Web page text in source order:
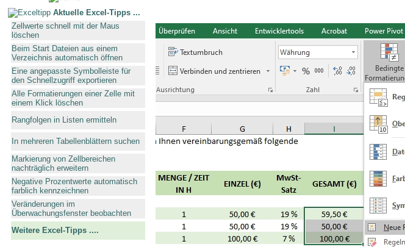
Aktuelle Excel-Tipps ...
Zellwerte schnell mit der Maus
löschen
Beim Start Dateien aus einem
Verzeichnis automatisch öffnen
Eine angepasste Symbolleiste für
den Schnellzugriff exportieren
Alle Formatierungen einer Zelle mit
einem Klick löschen
Rangfolgen in Listen ermitteln
In mehreren Tabellenblättern suchen
Markierung von Zellbereichen
nachträglich erweitern
Negative Prozentwerte automatisch
farblich kennzeichnen
Veränderungen im
Überwachungsfenster beobachten
Weitere Excel-Tipps ....